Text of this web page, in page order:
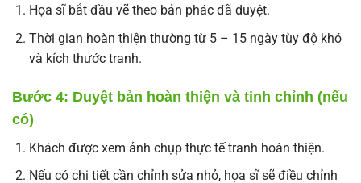
Họa sĩ bắt đầu vẽ theo bản phác đã duyệt.
Thời gian hoàn thiện thường từ 5 – 15 ngày tùy độ khó
và kích thước tranh.
Bước 4: Duyệt bản hoàn thiện và tinh chỉnh (nếu
có)
Khách được xem ảnh chụp thực tế tranh hoàn thiện.
Nếu có chi tiết cần chỉnh sửa nhỏ, họa sĩ sẽ điều chỉnh